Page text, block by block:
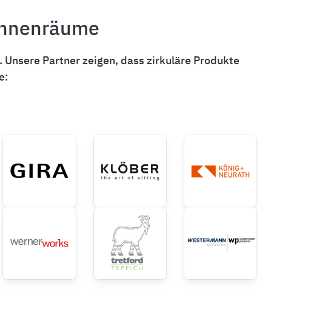
Unsere Partner zeigen, dass zirkuläre Produkte